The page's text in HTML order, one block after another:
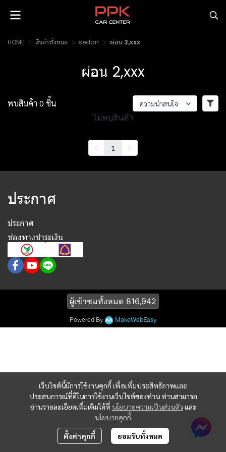
HOME สินค้าทั้งหมด sedan ผ่อน 2,xxx
ผ่อน 2,xxx
พบสินค้า 0 ชิ้น ความน่าสนใจ
ไม่พบสินค้า
1
เว็บไซต์นี้มีการใช้งานคุกกี้ เพื่อเพิ่มประสิทธิภาพและ
ประสบการณ์ที่ดีในการใช้งานเว็บไซต์ของท่าน ท่านสามารถ
อ่านรายละเอียดเพิ่มเติมได้ที่ นโยบายความเป็นส่วนตัว และ
นโยบายคุกกี้
ตั้งค่าคุกกี้ ยอมรับทั้งหมด
ประกาศ
ประกาศ
ช่องทางชำระเงิน
ผู้เข้าชมทั้งหมด 816,942
Powered By MakeWebEasy